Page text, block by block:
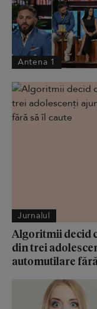
Antena 1
Jurnalul
Algoritmii decid
din trei
automutilare